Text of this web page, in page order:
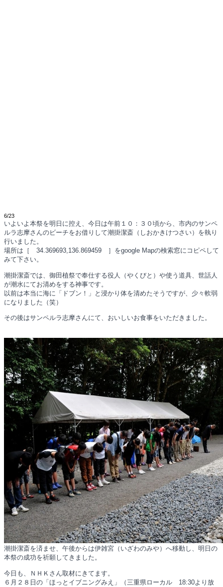
6/23
いよいよ本祭を明日に控え、今日は午前１０：３０頃から、市内のサンペ
ルラ志摩さんのビーチをお借りして潮掛潔斎（しおかきけつさい）を執り
行いました。
場所は［ 34.369693,136.869459 ］をgoogle Mapの検索窓にコピペして
みて下さい。
潮掛潔斎では、御田植祭で奉仕する役人（やくびと）や使う道具、世話人
が潮水にてお清めをする神事です。
以前は本当に海に「ドブン！」と浸かり体を清めたそうですが、少々軟弱
になりました（笑）
その後はサンペルラ志摩さんにて、おいしいお食事をいただきました。
潮掛潔斎を済ませ、午後からは伊雑宮（いざわのみや）へ移動し、明日の
本祭の成功を祈願してきました。
今日も、ＮＨＫさん取材にきてます。
６月２８日の「ほっとイブニングみえ」（三重県ローカル 18:30より放